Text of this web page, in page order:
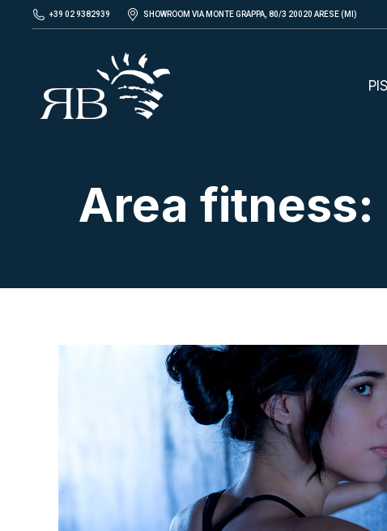
+39 02 9382939 SHOWROOM VIA MONTE GRAPPA, 80/3 20020 ARESE (MI)
Area fitness: